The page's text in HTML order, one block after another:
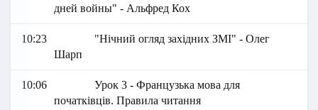
дней войны" - Альфред Кох
10:23
"Нічний огляд західних ЗМІ" - Олег
Шарп
10:06
Урок 3 - Французька мова для
початківців. Правила читання